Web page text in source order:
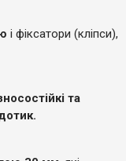
і фіксатори (кліпси),
та